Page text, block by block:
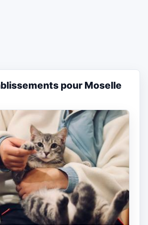
pour Moselle